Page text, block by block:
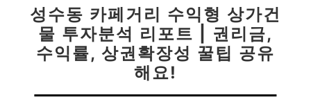
성수동 카페거리 수익형 상가건
물 투자분석 리포트 | 권리금,
수익률, 상권확장성 꿀팁 공유
해요!